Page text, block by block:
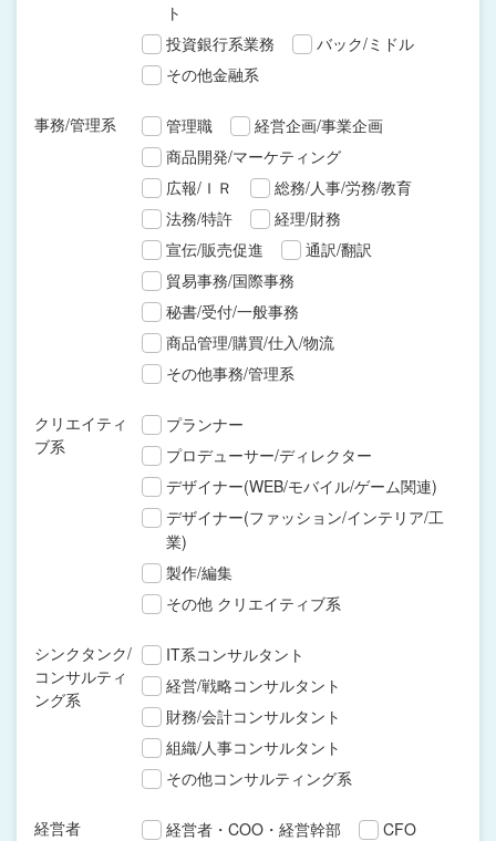
ト
投資銀行系業務
バック/ミドル
その他金融系
事務/管理系 管理職
経営企画/事業企画
商品開発/マーケティング
広報/ＩＲ
総務/人事/労務/教育
法務/特許
経理/財務
宣伝/販売促進
通訳/翻訳
貿易事務/国際事務
秘書/受付/一般事務
商品管理/購買/仕入/物流
その他事務/管理系
クリエイティ
ブ系
プランナー
プロデューサー/ディレクター
デザイナー(WEB/モバイル/ゲーム関連)
デザイナー(ファッション/インテリア/工
業)
製作/編集
その他 クリエイティブ系
シンクタンク/
コンサルティ
ング系
IT系コンサルタント
経営/戦略コンサルタント
財務/会計コンサルタント
組織/人事コンサルタント
その他コンサルティング系
経営者 経営者・COO・経営幹部
CFO